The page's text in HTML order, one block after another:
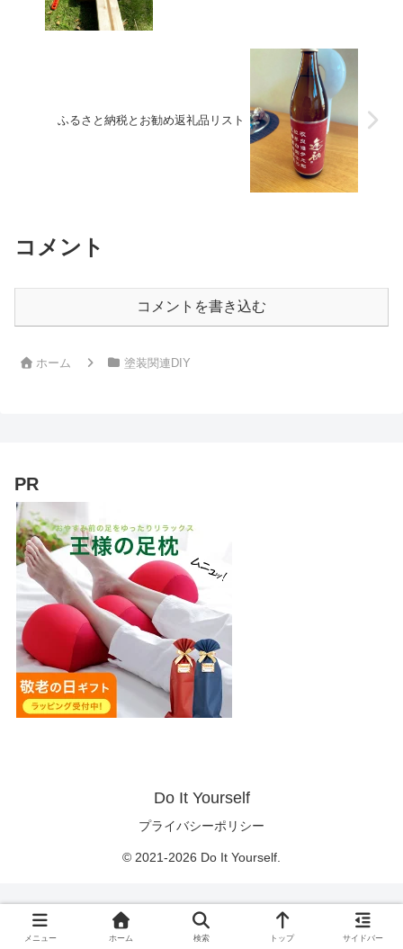
ふるさと納税とお勧め返礼品リスト
コメント
コメントを書き込む
ホーム 塗装関連DIY
PR
Do It Yourself
プライバシーポリシー
© 2021-2026 Do It Yourself.
メニュー ホーム 検索 トップ サイドバー